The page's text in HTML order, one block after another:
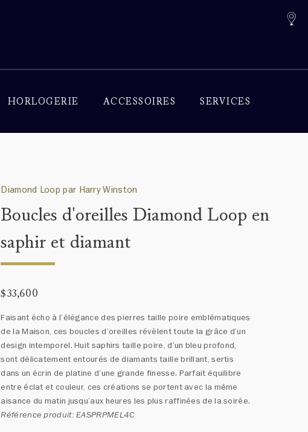
HORLOGERIE ACCESSOIRES SERVICES
Diamond Loop par Harry Winston
Boucles d'oreilles Diamond Loop en
saphir et diamant
$33,600
Faisant écho à l’élégance des pierres taille poire emblématiques
de la Maison, ces boucles d’oreilles révèlent toute la grâce d’un
design intemporel. Huit saphirs taille poire, d’un bleu profond,
sont délicatement entourés de diamants taille brillant, sertis
dans un écrin de platine d’une grande finesse. Parfait équilibre
entre éclat et couleur, ces créations se portent avec la même
aisance du matin jusqu’aux heures les plus raffinées de la soirée.
Référence produit: EASPRPMEL4C